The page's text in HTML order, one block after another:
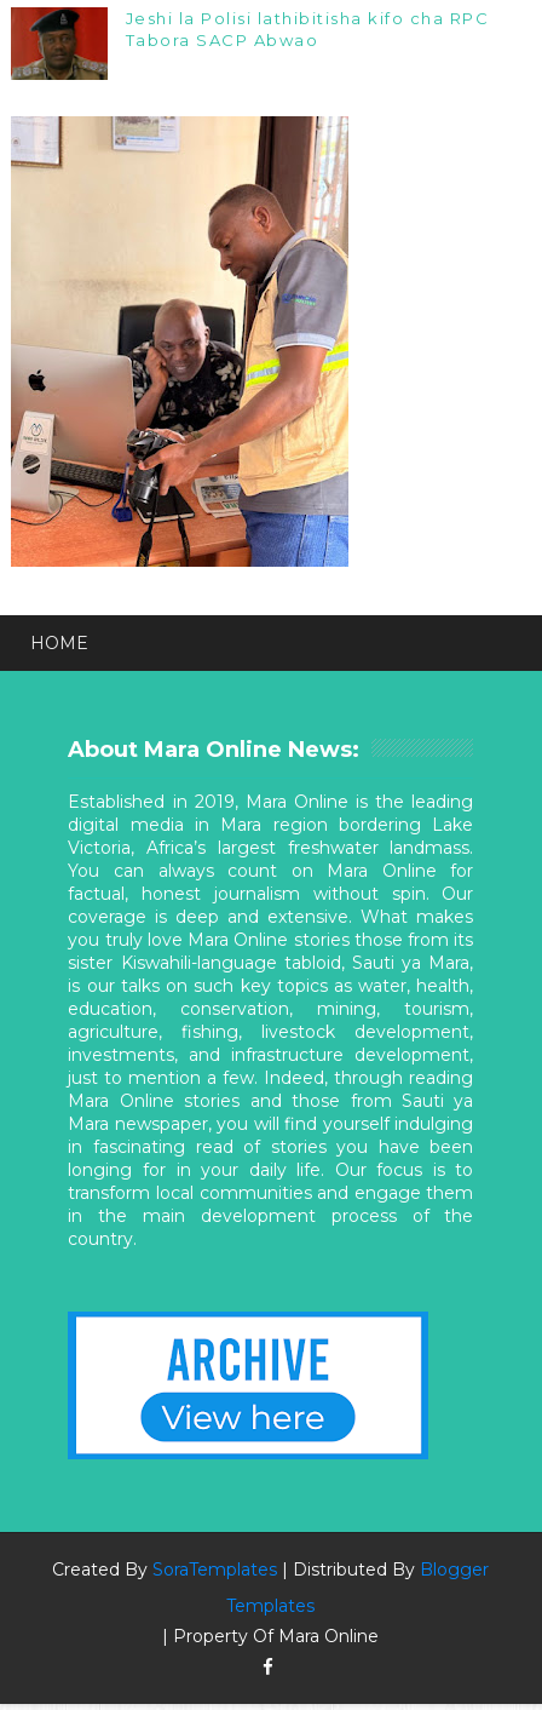
Jeshi la Polisi lathibitisha kifo cha RPC
Tabora SACP Abwao
HOME
About Mara Online News:
Established in 2019, Mara Online is the leading
digital media in Mara region bordering Lake
Victoria, Africa’s largest freshwater landmass.
You can always count on Mara Online for
factual, honest journalism without spin. Our
coverage is deep and extensive. What makes
you truly love Mara Online stories those from its
sister Kiswahili-language tabloid, Sauti ya Mara,
is our talks on such key topics as water, health,
education, conservation, mining, tourism,
agriculture, fishing, livestock development,
investments, and infrastructure development,
just to mention a few. Indeed, through reading
Mara Online stories and those from Sauti ya
Mara newspaper, you will find yourself indulging
in fascinating read of stories you have been
longing for in your daily life. Our focus is to
transform local communities and engage them
in the main development process of the
country.
Created BySoraTemplates | Distributed By Blogger
Templates
| Property Of Mara Online